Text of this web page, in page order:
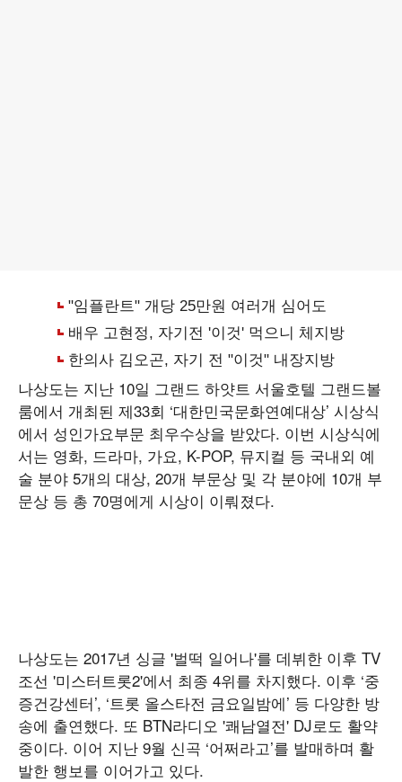
나상도는 지난 10일 그랜드 하얏트 서울호텔 그랜드볼
룸에서 개최된 제33회 ‘대한민국문화연예대상’ 시상식
에서 성인가요부문 최우수상을 받았다. 이번 시상식에
서는 영화, 드라마, 가요, K-POP, 뮤지컬 등 국내외 예
술 분야 5개의 대상, 20개 부문상 및 각 분야에 10개 부
문상 등 총 70명에게 시상이 이뤄졌다.
나상도는 2017년 싱글 '벌떡 일어나'를 데뷔한 이후 TV
조선 '미스터트롯2'에서 최종 4위를 차지했다. 이후 ‘중
증건강센터’, ‘트롯 올스타전 금요일밤에’ 등 다양한 방
송에 출연했다. 또 BTN라디오 '쾌남열전' DJ로도 활약
중이다. 이어 지난 9월 신곡 ‘어쩌라고’를 발매하며 활
발한 행보를 이어가고 있다.